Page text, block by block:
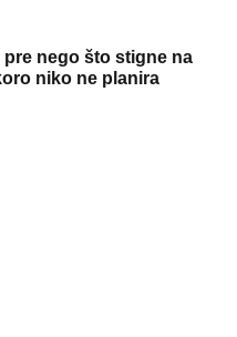
nego što stigne na
niko ne planira